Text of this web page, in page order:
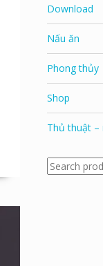
Download
Nấu ăn
Phong thủy
Shop
Thủ thuật –
Search
for: